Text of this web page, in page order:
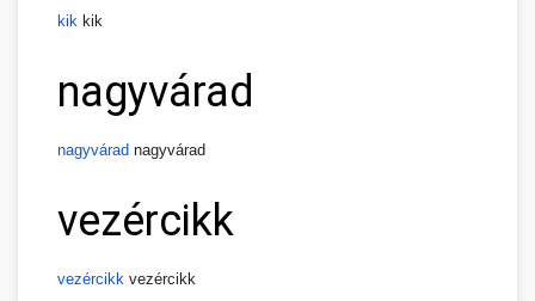
kik kik
nagyvárad
nagyvárad nagyvárad
vezércikk
vezércikk vezércikk